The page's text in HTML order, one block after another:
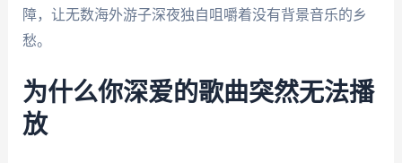
障，让无数海外游子深夜独自咀嚼着没有背景音乐的乡
愁。
为什么你深爱的歌曲突然无法播
放